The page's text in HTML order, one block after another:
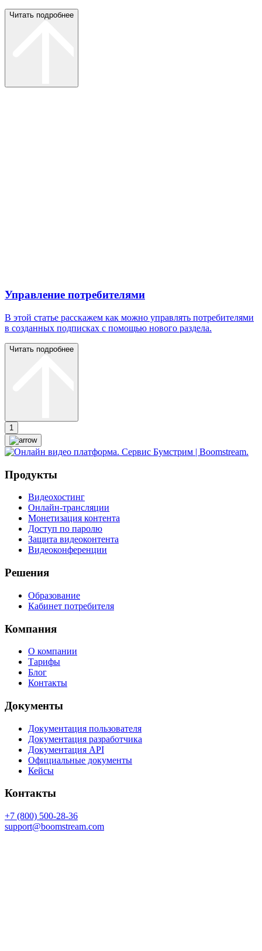
Читать подробнее
Управление потребителями
В этой статье расскажем как можно управлять потребителями
в созданных подписках с помощью нового раздела.
Читать подробнее
1
Продукты
Видеохостинг
Онлайн-трансляции
Монетизация контента
Доступ по паролю
Защита видеоконтента
Видеоконференции
Решения
Образование
Кабинет потребителя
Компания
О компании
Тарифы
Блог
Контакты
Документы
Документация пользователя
Документация разработчика
Документация API
Официальные документы
Кейсы
Контакты
+7 (800) 500-28-36
support@boomstream.com